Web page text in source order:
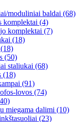
moduliniai baldai (68)
komplektai (4)
komplektai (7)
(18)
(50)
staliukai (68)
(18)
(91)
lovos (74)
miegama dalimi (10)
(23)